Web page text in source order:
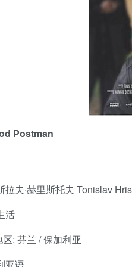
Postman
拉夫·赫里斯托夫 Tonislav
活
: 芬兰 / 保加利亚